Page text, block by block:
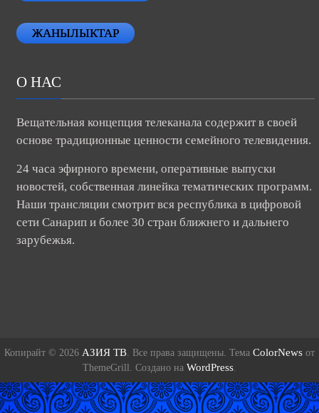
ЖАНЫЛЫКТАР
О НАС
Вещательная концепция телеканала содержит в своей
основе традиционные ценности семейного телевидения.
24 часа эфирного времени, оперативные выпуски
новостей, собственная линейка тематических программ.
Наши трансляции смотрит вся республика в цифровой
сети Санарип и более 30 стран ближнего и дальнего
зарубежья.
Копирайт © 2026 АЗИЯ ТВ . Все права защищены. Тема ColorNews от
ThemeGrill. Создано на WordPress